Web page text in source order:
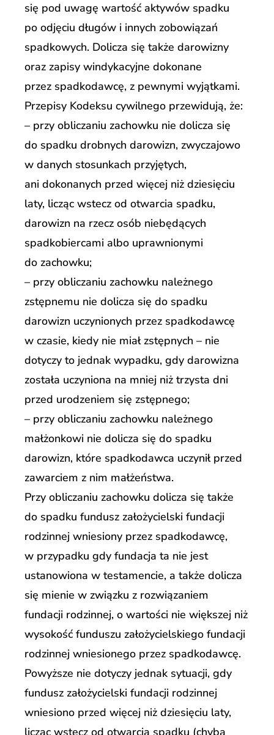
się pod uwagę wartość aktywów spadku
po odjęciu długów i innych zobowiązań
spadkowych. Dolicza się także darowizny
oraz zapisy windykacyjne dokonane
przez spadkodawcę, z pewnymi wyjątkami.
Przepisy Kodeksu cywilnego przewidują, że:
– przy obliczaniu zachowku nie dolicza się
do spadku drobnych darowizn, zwyczajowo
w danych stosunkach przyjętych,
ani dokonanych przed więcej niż dziesięciu
laty, licząc wstecz od otwarcia spadku,
darowizn na rzecz osób niebędących
spadkobiercami albo uprawnionymi
do zachowku;
– przy obliczaniu zachowku należnego
zstępnemu nie dolicza się do spadku
darowizn uczynionych przez spadkodawcę
w czasie, kiedy nie miał zstępnych – nie
dotyczy to jednak wypadku, gdy darowizna
została uczyniona na mniej niż trzysta dni
przed urodzeniem się zstępnego;
– przy obliczaniu zachowku należnego
małżonkowi nie dolicza się do spadku
darowizn, które spadkodawca uczynił przed
zawarciem z nim małżeństwa.
Przy obliczaniu zachowku dolicza się także
do spadku fundusz założycielski fundacji
rodzinnej wniesiony przez spadkodawcę,
w przypadku gdy fundacja ta nie jest
ustanowiona w testamencie, a także dolicza
się mienie w związku z rozwiązaniem
fundacji rodzinnej, o wartości nie większej niż
wysokość funduszu założycielskiego fundacji
rodzinnej wniesionego przez spadkodawcę.
Powyższe nie dotyczy jednak sytuacji, gdy
fundusz założycielski fundacji rodzinnej
wniesiono przed więcej niż dziesięciu laty,
licząc wstecz od otwarcia spadku (chyba